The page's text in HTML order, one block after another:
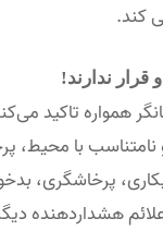
کند.
قرار ندارند!
همواره تاکید
نامتناسب با
پرخاشگری،
علائم هشداردهنده